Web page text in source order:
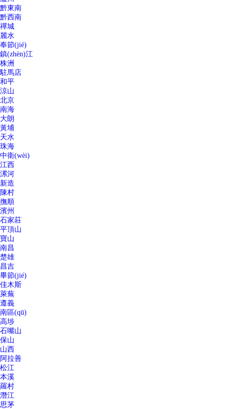
黔東南
黔西南
禪城
麗水
奉節(jié)
鎮(zhèn)江
株洲
駐馬店
和平
涼山
北京
南海
大朗
黃埔
天水
珠海
中衛(wèi)
江西
漯河
新造
陳村
撫順
濱州
石家莊
平頂山
寶山
南昌
楚雄
昌吉
畢節(jié)
佳木斯
萊蕪
遵義
南區(qū)
高埗
石嘴山
保山
山西
阿拉善
松江
本溪
羅村
潛江
思茅